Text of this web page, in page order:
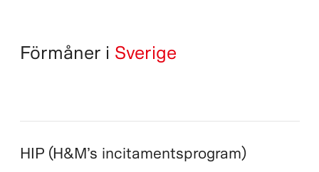
Förmåner i Sverige
HIP (H&M’s incitamentsprogram)